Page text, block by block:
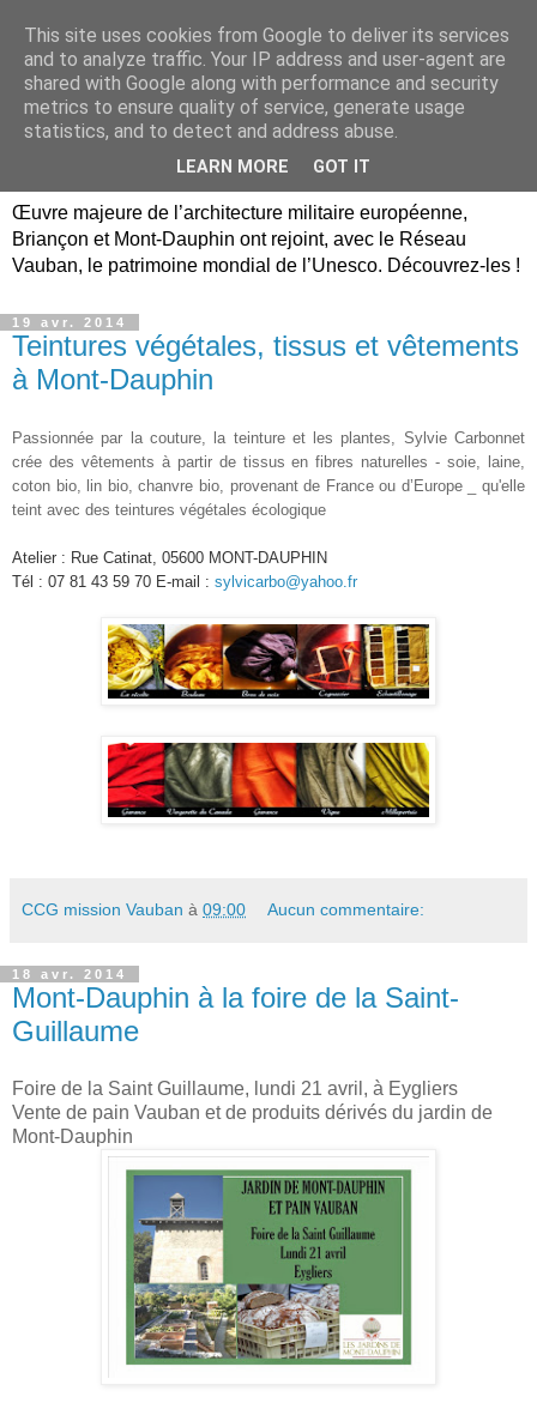
Briançon, Mont-Dauphin,
Vauban Unesco Hautes-
Œuvre majeure de l’architecture militaire européenne,
Briançon et Mont-Dauphin ont rejoint, avec le Réseau
Vauban, le patrimoine mondial de l’Unesco. Découvrez-les !
19 avr. 2014
Teintures végétales, tissus et vêtements
à Mont-Dauphin
Passionnée par la couture, la teinture et les plantes, Sylvie Carbonnet
crée des vêtements à partir de tissus en fibres naturelles - soie, laine,
coton bio, lin bio, chanvre bio, provenant de France ou d’Europe _ qu'elle
teint avec des teintures végétales écologique
Atelier : Rue Catinat, 05600 MONT-DAUPHIN
Tél : 07 81 43 59 70 E-mail : sylvicarbo@yahoo.fr
CCG mission Vauban à 09:00 Aucun commentaire:
18 avr. 2014
Mont-Dauphin à la foire de la Saint-
Guillaume
Foire de la Saint Guillaume, lundi 21 avril, à Eygliers
Vente de pain Vauban et de produits dérivés du jardin de
Mont-Dauphin
This site uses cookies from Google to deliver its services
and to analyze traffic. Your IP address and user-agent are
shared with Google along with performance and security
metrics to ensure quality of service, generate usage
statistics, and to detect and address abuse.
LEARN MORE GOT IT